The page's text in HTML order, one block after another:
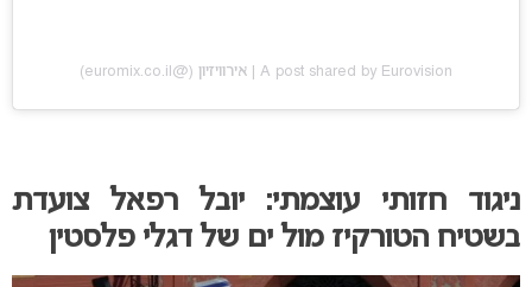
A post shared by Eurovision | אירוויזיון (@euromix.co.il)
ניגוד חזותי עוצמתי: יובל רפאל צועדת
בשטיח הטורקיז מול ים של דגלי פלסטין